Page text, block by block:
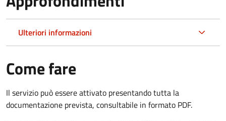
Ulteriori informazioni
Come fare
Il servizio può essere attivato presentando tutta la
documentazione prevista, consultabile in formato PDF.